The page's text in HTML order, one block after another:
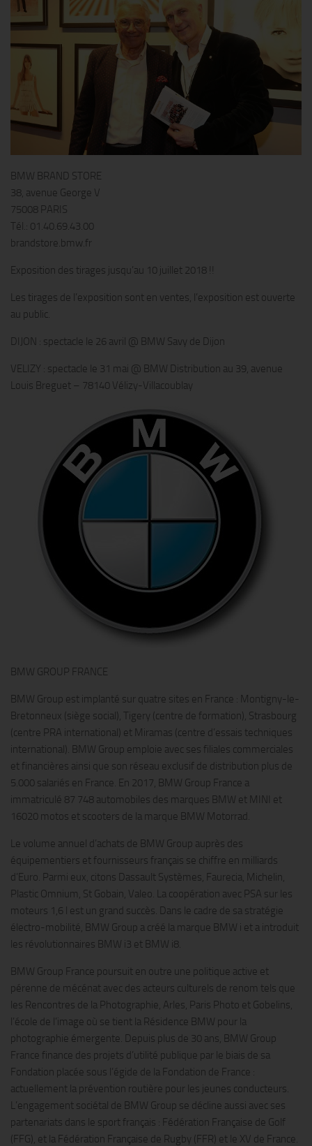
BMW BRAND STORE
38, avenue George V
75008 PARIS
Tél.: 01.40.69.43.00
brandstore.bmw.fr
Exposition des tirages jusqu’au 10 juillet 2018 !!
Les tirages de l’exposition sont en ventes, l’exposition est ouverte
au public.
DIJON : spectacle le 26 avril @ BMW Savy de Dijon
VELIZY : spectacle le 31 mai @ BMW Distribution au 39, avenue
Louis Breguet – 78140 Vélizy-Villacoublay
BMW GROUP FRANCE
BMW Group est implanté sur quatre sites en France : Montigny-le-
Bretonneux (siège social), Tigery (centre de formation), Strasbourg
(centre PRA international) et Miramas (centre d’essais techniques
international). BMW Group emploie avec ses filiales commerciales
et financières ainsi que son réseau exclusif de distribution plus de
5.000 salariés en France. En 2017, BMW Group France a
immatriculé 87 748 automobiles des marques BMW et MINI et
16020 motos et scooters de la marque BMW Motorrad.
Le volume annuel d’achats de BMW Group auprès des
équipementiers et fournisseurs français se chiffre en milliards
d’Euro. Parmi eux, citons Dassault Systèmes, Faurecia, Michelin,
Plastic Omnium, St Gobain, Valeo. La coopération avec PSA sur les
moteurs 1,6 l est un grand succès. Dans le cadre de sa stratégie
électro-mobilité, BMW Group a créé la marque BMW i et a introduit
les révolutionnaires BMW i3 et BMW i8.
BMW Group France poursuit en outre une politique active et
pérenne de mécénat avec des acteurs culturels de renom tels que
les Rencontres de la Photographie, Arles, Paris Photo et Gobelins,
l’école de l’image où se tient la Résidence BMW pour la
photographie émergente. Depuis plus de 30 ans, BMW Group
France finance des projets d’utilité publique par le biais de sa
Fondation placée sous l’égide de la Fondation de France :
actuellement la prévention routière pour les jeunes conducteurs.
L’engagement sociétal de BMW Group se décline aussi avec ses
partenariats dans le sport français : Fédération Française de Golf
(FFG), et la Fédération Française de Rugby (FFR) et le XV de France.